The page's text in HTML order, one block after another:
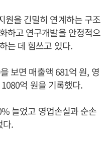
원을 긴밀히 연계하는 구조
하고 연구개발을 안정적으
는 데 힘쓰고 있다.
보면 매출액 681억 원, 영
억 원을 기록했다.
늘었고 영업손실과 순손
다.